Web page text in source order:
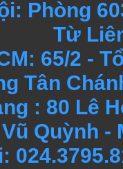
Phòng
Từ
65/2 -
Tân
: 80 Lê
Quỳnh -